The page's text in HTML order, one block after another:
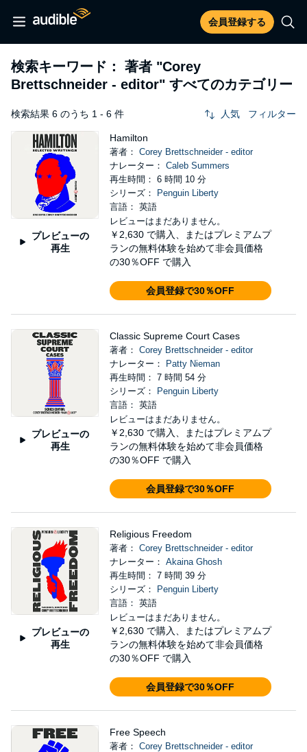
会員登録する
検索キーワード： 著者 "Corey
Brettschneider - editor" すべてのカテゴリー
検索結果 6 のうち 1 - 6 件 人気 フィルター
プレビューの
再生
Hamilton
著者： Corey Brettschneider - editor
ナレーター： Caleb Summers
再生時間： 6 時間 10 分
シリーズ：
Penguin Liberty
言語： 英語
レビューはまだありません。
￥2,630 で購入、またはプレミアムプ
ランの無料体験を始めて非会員価格
の30％OFF で購入
会員登録で30％OFF
プレビューの
再生
Classic Supreme Court Cases
著者： Corey Brettschneider - editor
ナレーター：
Patty Nieman
再生時間： 7 時間 54 分
シリーズ：
Penguin Liberty
言語： 英語
レビューはまだありません。
￥2,630 で購入、またはプレミアムプ
ランの無料体験を始めて非会員価格
の30％OFF で購入
会員登録で30％OFF
プレビューの
再生
Religious Freedom
著者： Corey Brettschneider - editor
ナレーター： Akaina Ghosh
再生時間： 7 時間 39 分
シリーズ：
Penguin Liberty
言語： 英語
レビューはまだありません。
￥2,630 で購入、またはプレミアムプ
ランの無料体験を始めて非会員価格
の30％OFF で購入
会員登録で30％OFF
Free Speech
著者： Corey Brettschneider - editor